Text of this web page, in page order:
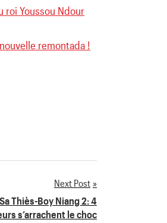
roi Youssou Ndour
remontada !
Next Post
Thiès-Boy Niang 2: 4
s’arrachent le choc